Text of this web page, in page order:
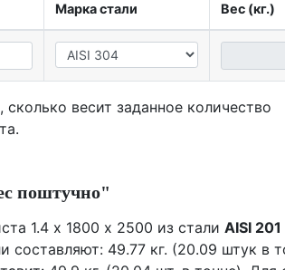
Марка стали Вес (кг.)
сколько весит заданное количество
поштучно"
1.4 х 1800 х 2500 из стали AISI 201
составляют: 49.77 кг. (20.09 штук в